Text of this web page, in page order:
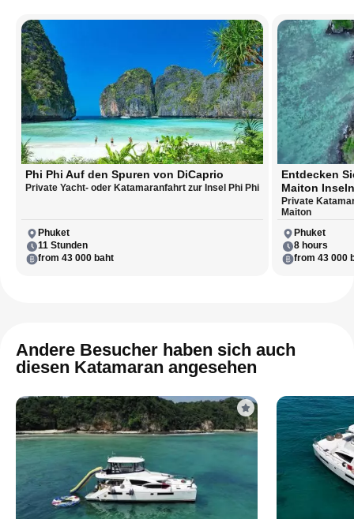
Phi Phi Auf den Spuren von DiCaprio
Private Yacht- oder Katamaranfahrt zur Insel Phi Phi
Phuket
11 Stunden
from 43 000 baht
Entdecken
Maiton Inseln
Private
Maiton
Phuket
8 hours
from 43 000
Andere Besucher haben sich auch
diesen Katamaran angesehen